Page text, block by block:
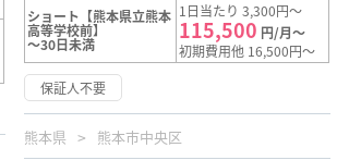
ショート【熊本県立熊本
高等学校前】
～30日未満
1日当たり 3,300円～
115,500 円/月～
初期費用他 16,500円～
保証人不要
熊本県 熊本市中央区